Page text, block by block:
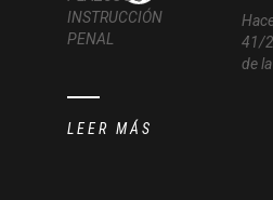
41/
de la
LEER MÁS